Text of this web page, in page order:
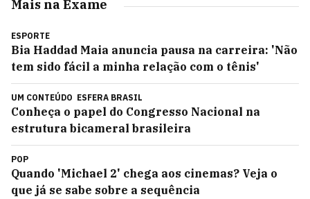
Mais na Exame
ESPORTE
Bia Haddad Maia anuncia pausa na carreira: 'Não
tem sido fácil a minha relação com o tênis'
UM CONTEÚDO ESFERA BRASIL
Conheça o papel do Congresso Nacional na
estrutura bicameral brasileira
POP
Quando 'Michael 2' chega aos cinemas? Veja o
que já se sabe sobre a sequência